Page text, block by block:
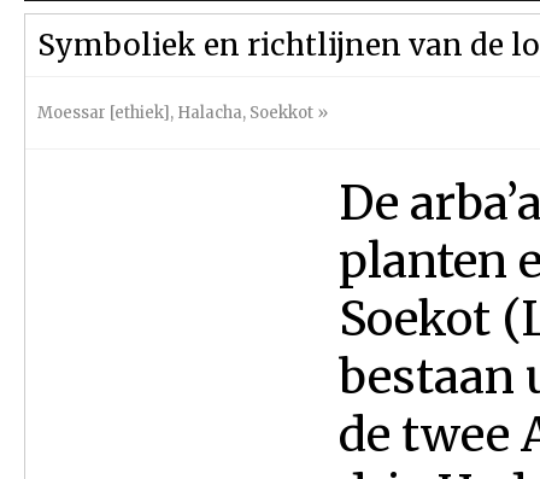
Symboliek en richtlijnen van de
Moessar [ethiek], Halacha, Soekkot »
De
planten
Soekot
bestaan
de twee